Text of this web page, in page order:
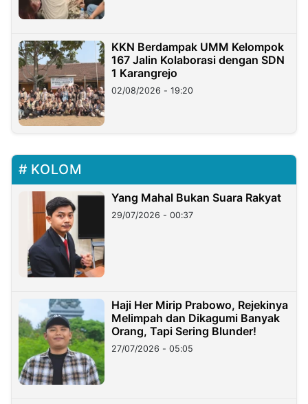
KKN Berdampak UMM Kelompok
167 Jalin Kolaborasi dengan SDN
1 Karangrejo
02/08/2026 - 19:20
KOLOM
Yang Mahal Bukan Suara Rakyat
29/07/2026 - 00:37
Haji Her Mirip Prabowo, Rejekinya
Melimpah dan Dikagumi Banyak
Orang, Tapi Sering Blunder!
27/07/2026 - 05:05